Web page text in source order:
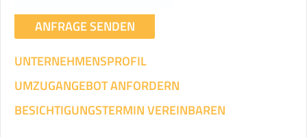
ANFRAGE SENDEN
UNTERNEHMENSPROFIL
UMZUGANGEBOT ANFORDERN
BESICHTIGUNGSTERMIN VEREINBAREN